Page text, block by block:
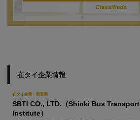
在タイ企業情報
在タイ企業・製造業
SBTI CO., LTD.（Shinki Bus Transport
Institute）